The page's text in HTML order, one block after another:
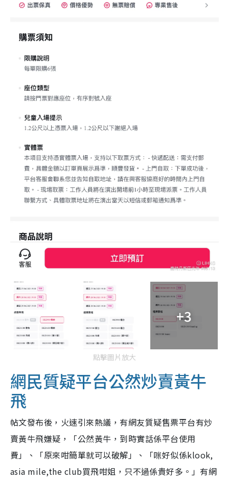
+3
點擊圖片放大
網民質疑平台公然炒賣黃牛
飛
帖文發布後，火速引來熱議，有網友質疑售票平台有炒
賣黃牛飛嫌疑，「公然黃牛，到時實話係平台使用
費」、「原來咁簡單就可以破解」、「咪好似係klook,
asia mile,the club買飛咁姐，只不過係貴好多。」有網